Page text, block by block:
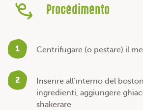
Procedimento
1 Centrifugare (o pestare) il
2
Inserire all’interno del
ingredienti, aggiungere
shakerare